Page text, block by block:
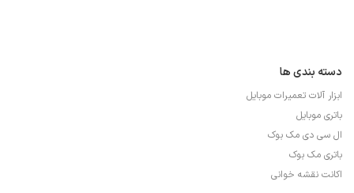
دسته بندی ها
ابزار آلات تعمیرات موبایل
باتری موبایل
ال سی دی مک بوک
باتری مک بوک
اکانت نقشه خوانی